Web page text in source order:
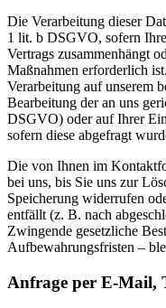
Die Verarbeitung dieser
1 lit. b DSGVO, sofern
Vertrags zusammenhängt
Maßnahmen erforderlich
Verarbeitung auf unserem
Bearbeitung der an uns
DSGVO) oder auf Ihrer
sofern diese abgefragt
Die von Ihnen im
bei uns, bis Sie uns zur
Speicherung widerrufen
entfällt (z. B. nach
Zwingende gesetzliche
Aufbewahrungsfristen –
Anfrage per E-Mail,